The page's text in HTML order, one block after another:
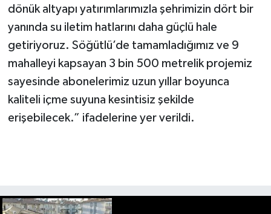
dönük altyapı yatırımlarımızla şehrimizin dört bir
yanında su iletim hatlarını daha güçlü hale
getiriyoruz. Söğütlü’de tamamladığımız ve 9
mahalleyi kapsayan 3 bin 500 metrelik projemiz
sayesinde abonelerimiz uzun yıllar boyunca
kaliteli içme suyuna kesintisiz şekilde
erişebilecek.” ifadelerine yer verildi.